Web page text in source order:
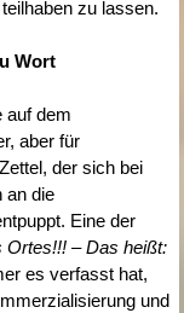
teilhaben zu lassen.
Wort
auf dem
aber für
der sich bei
an die
Eine der
Ortes!!! – Das heißt:
es verfasst hat,
und